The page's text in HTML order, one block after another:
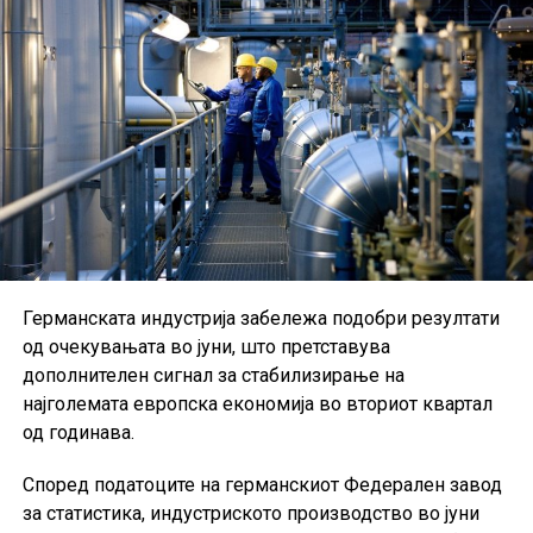
Германската индустрија забележа подобри резултати
од очекувањата во јуни, што претставува
дополнителен сигнал за стабилизирање на
најголемата европска економија во вториот квартал
од годинава.
Според податоците на германскиот Федерален завод
за статистика, индустриското производство во јуни